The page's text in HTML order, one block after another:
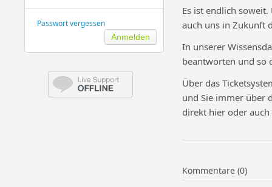
Passwort vergessen
Es ist endlich
auch uns in Zukunft
In unserer
beantworten und so
Über das
und Sie immer über
direkt hier oder
Kommentare (0)